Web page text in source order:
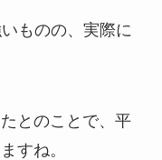
ものの、実際に
とのことで、平
すね。